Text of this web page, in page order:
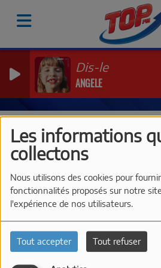
Les informations
collectons
Nous utilisons des cookies pour
fonctionnalités proposés sur notre
l'expérience de nos utilisateurs.
Tout accepter Tout refuser
Dis-le
ANGELE
Vidéos Les Interviews de
RESTAURANT
RESTAURANT LE
DE LA VILLE